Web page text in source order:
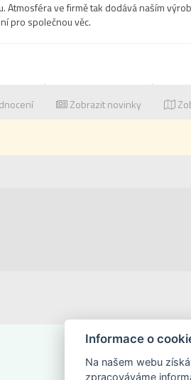
Atmosféra ve firmě tak dodává naším
pro společnou věc.
Zobrazit novinky
Informace o
Na našem webu
zpracováváme